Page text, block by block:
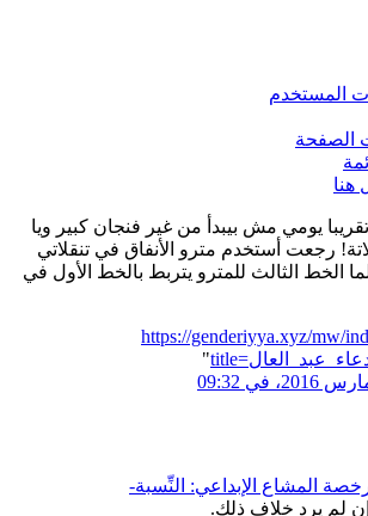
المستخدم
الصفحة
هنا
تقريبا يومي مش بيبدأ من غير فنجان كبير ويا
رجعت أستخدم مترو الأنفاق في تنقلاتي
الخط الثالث للمترو يتربط بالخط الأول في
https://genderiyya.xyz/mw/
"
المشاع الإبداعي: النِّسبة-
إن لم يرد خلاف ذلك.